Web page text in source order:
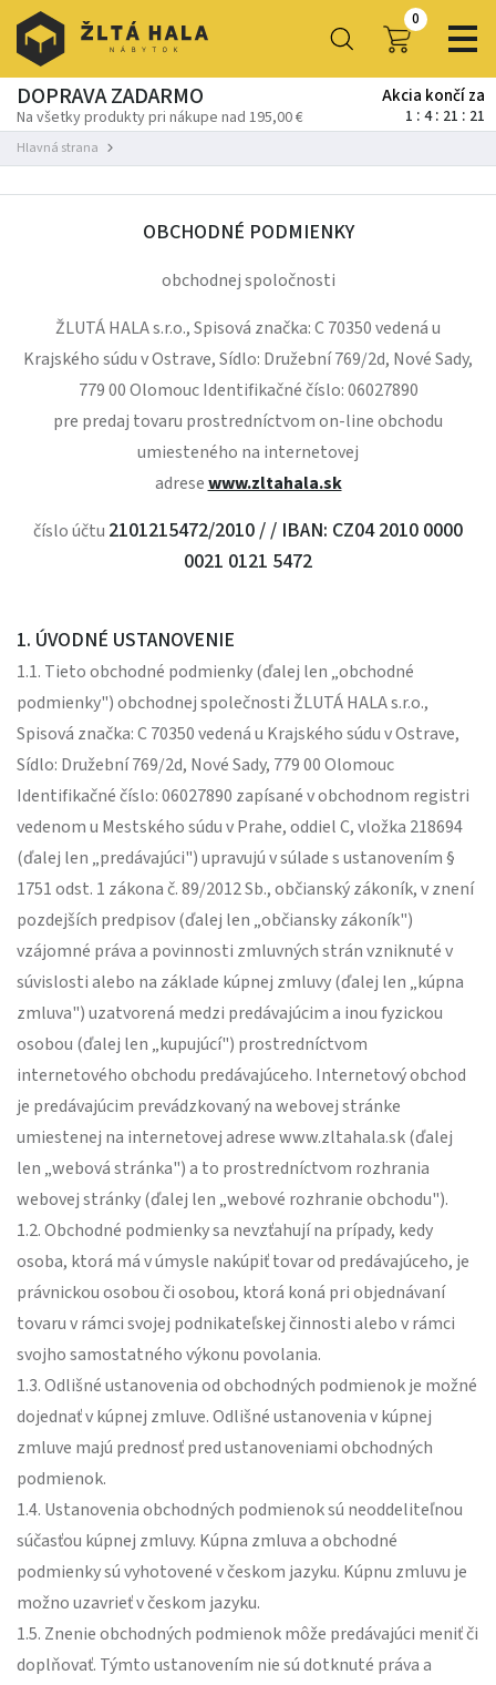
0
DOPRAVA ZADARMO
Na všetky produkty pri nákupe nad 195,00 €
Akcia končí za
1 4 21 19
Hlavná strana
OBCHODNÉ PODMIENKY
obchodnej spoločnosti
ŽLUTÁ HALA s.r.o., Spisová značka: C 70350 vedená u
Krajského súdu v Ostrave, Sídlo: Družební 769/2d, Nové Sady,
779 00 Olomouc Identifikačné číslo: 06027890
pre predaj tovaru prostredníctvom on-line obchodu
umiesteného na internetovej
adresewww.zltahala.sk
číslo účtu 2101215472/2010 / / IBAN: CZ04 2010 0000
0021 0121 5472
1. ÚVODNÉ USTANOVENIE
1.1. Tieto obchodné podmienky (ďalej len „obchodné
podmienky") obchodnej společnosti ŽLUTÁ HALA s.r.o.,
Spisová značka: C 70350 vedená u Krajského súdu v Ostrave,
Sídlo: Družební 769/2d, Nové Sady, 779 00 Olomouc
Identifikačné číslo: 06027890 zapísané v obchodnom registri
vedenom u Mestského súdu v Prahe, oddiel C, vložka 218694
(ďalej len „predávajúci") upravujú v súlade s ustanovením §
1751 odst. 1 zákona č. 89/2012 Sb., občianský zákoník, v znení
pozdejších predpisov (ďalej len „občiansky zákoník")
vzájomné práva a povinnosti zmluvných strán vzniknuté v
súvislosti alebo na základe kúpnej zmluvy (ďalej len „kúpna
zmluva") uzatvorená medzi predávajúcim a inou fyzickou
osobou (ďalej len „kupujúcí") prostredníctvom
internetového obchodu predávajúceho. Internetový obchod
je predávajúcim prevádzkovaný na webovej stránke
umiestenej na internetovej adrese www.zltahala.sk (ďalej
len „webová stránka") a to prostredníctvom rozhrania
webovej stránky (ďalej len „webové rozhranie obchodu").
1.2. Obchodné podmienky sa nevzťahují na prípady, kedy
osoba, ktorá má v úmysle nakúpiť tovar od predávajúceho, je
právnickou osobou či osobou, ktorá koná pri objednávaní
tovaru v rámci svojej podnikateľskej činnosti alebo v rámci
svojho samostatného výkonu povolania.
1.3. Odlišné ustanovenia od obchodných podmienok je možné
dojednať v kúpnej zmluve. Odlišné ustanovenia v kúpnej
zmluve majú prednosť pred ustanoveniami obchodných
podmienok.
1.4. Ustanovenia obchodných podmienok sú neoddeliteľnou
súčasťou kúpnej zmluvy. Kúpna zmluva a obchodné
podmienky sú vyhotovené v českom jazyku. Kúpnu zmluvu je
možno uzavrieť v českom jazyku.
1.5. Znenie obchodných podmienok môže predávajúci meniť či
doplňovať. Týmto ustanovením nie sú dotknuté práva a